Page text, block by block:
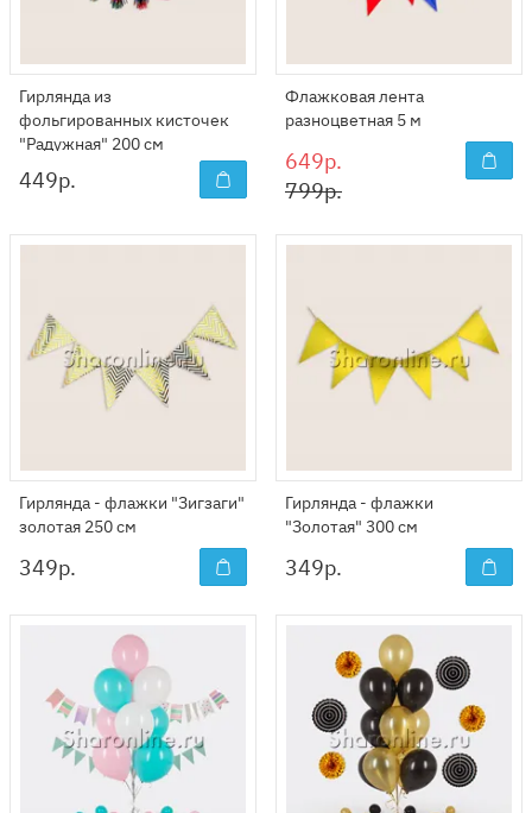
Гирлянда из
фольгированных кисточек
"Радужная" 200 см
449р.
Флажковая лента
разноцветная 5 м
649р.
799р.
Гирлянда - флажки "Зигзаги"
золотая 250 см
349р.
Гирлянда - флажки
"Золотая" 300 см
349р.